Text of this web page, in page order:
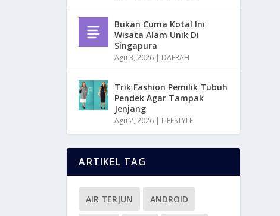
Bukan Cuma Kota! Ini
Wisata Alam Unik Di
Singapura
Agu 3, 2026 | DAERAH
Trik Fashion Pemilik Tubuh
Pendek Agar Tampak
Jenjang
Agu 2, 2026 | LIFESTYLE
ARTIKEL TAG
AIR TERJUN ANDROID